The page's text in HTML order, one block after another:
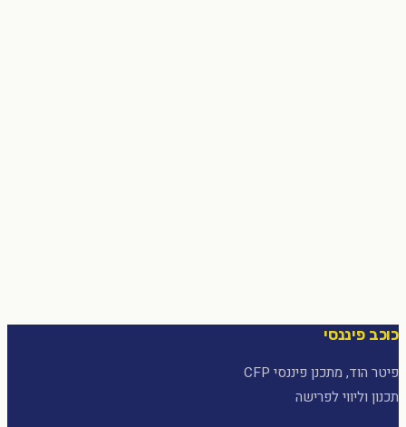
כוכב פיננסי
פיטר הוד, מתכנן פיננסי CFP
תכנון וליווי לפרישה